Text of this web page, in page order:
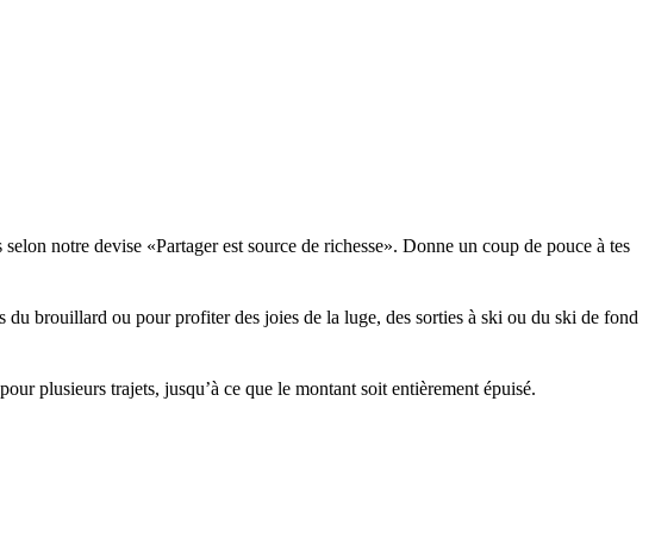
notre devise «Partager est source de richesse». Donne un coup de pouce à tes
brouillard ou pour profiter des joies de la luge, des sorties à ski ou du ski de fond
plusieurs trajets, jusqu’à ce que le montant soit entièrement épuisé.